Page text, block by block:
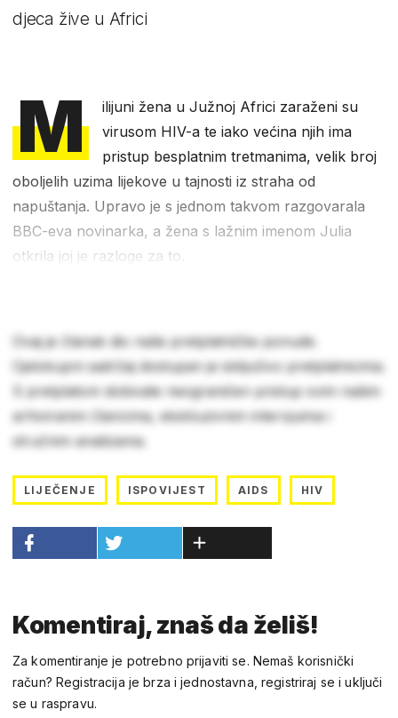
djeca žive u Africi
M
ilijuni žena u Južnoj Africi zaraženi su
virusom HIV-a te iako većina njih ima
pristup besplatnim tretmanima, velik broj
oboljelih uzima lijekove u tajnosti iz straha od
napuštanja. Upravo je s jednom takvom razgovarala
BBC-eva novinarka, a žena s lažnim imenom Julia
otkrila joj je razloge za to.
Ovaj je članak dio naše pretplatničke ponude.
Cjelokupni sadržaj dostupan je isključivo pretplatnicima.
S pretplatom dobivate neograničen pristup svim našim
arhiviranim člancima, ekskluzivnim intervjuima i
stručnim analizama.
LIJEČENJE ISPOVIJEST AIDS HIV
Komentiraj, znaš da želiš!
Za komentiranje je potrebno prijaviti se. Nemaš korisnički
račun? Registracija je brza i jednostavna, registriraj se i uključi
se u raspravu.